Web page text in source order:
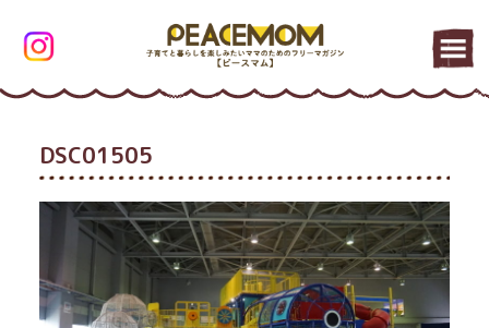
DSC01505